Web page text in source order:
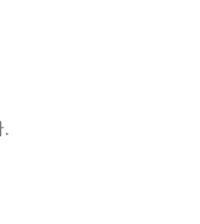
.